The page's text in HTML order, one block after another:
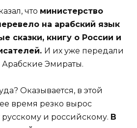
что министерство
на арабский язык
сказки, книгу о России и
И их уже передали
Эмираты.
Оказывается, в этой
время резко вырос
и российскому. В